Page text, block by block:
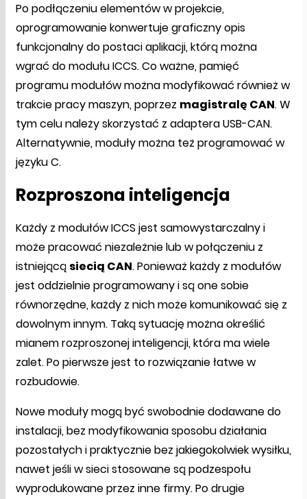
Po podłączeniu elementów w projekcie,
oprogramowanie konwertuje graficzny opis
funkcjonalny do postaci aplikacji, którą można
wgrać do modułu ICCS. Co ważne, pamięć
programu modułów można modyfikować również w
trakcie pracy maszyn, poprzez magistralę CAN. W
tym celu należy skorzystać z adaptera USB-CAN.
Alternatywnie, moduły można też programować w
języku C.
Rozproszona inteligencja
Każdy z modułów ICCS jest samowystarczalny i
może pracować niezależnie lub w połączeniu z
istniejącą siecią CAN. Ponieważ każdy z modułów
jest oddzielnie programowany i są one sobie
równorzędne, każdy z nich może komunikować się z
dowolnym innym. Taką sytuację można określić
mianem rozproszonej inteligencji, która ma wiele
zalet. Po pierwsze jest to rozwiązanie łatwe w
rozbudowie.
Nowe moduły mogą być swobodnie dodawane do
instalacji, bez modyfikowania sposobu działania
pozostałych i praktycznie bez jakiegokolwiek wysiłku,
nawet jeśli w sieci stosowane są podzespołu
wyprodukowane przez inne firmy. Po drugie